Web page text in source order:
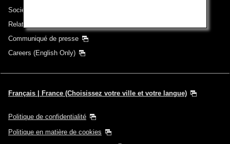
Sociétés du groupe
Relations avec les investisseurs
Communiqué de presse
Careers (English Only)
Français | France (Choisissez votre ville et votre langue)
Politique de confidentialité
Politique en matière de cookies